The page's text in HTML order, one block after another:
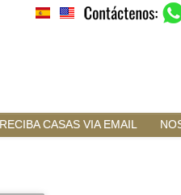
RECIBA CASAS VIA EMAIL